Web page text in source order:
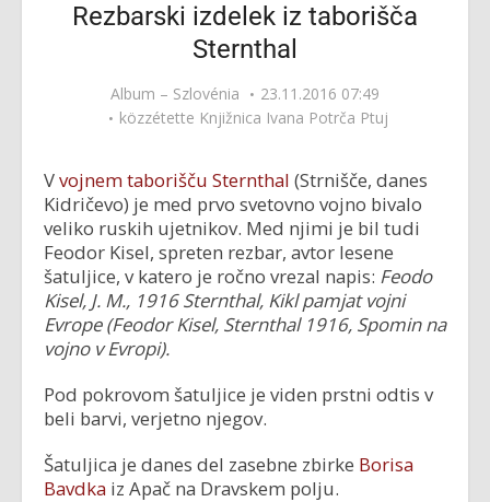
Rezbarski izdelek iz taborišča
Sternthal
Album – Szlovénia
23.11.2016 07:49
közzétette Knjižnica Ivana Potrča Ptuj
Vvojnem taborišču Sternthal (Strnišče, danes
Kidričevo) je med prvo svetovno vojno bivalo
veliko ruskih ujetnikov. Med njimi je bil tudi
Feodor Kisel, spreten rezbar, avtor lesene
šatuljice, v katero je ročno vrezal napis: Feodo
Kisel, J. M., 1916 Sternthal, Kikl pamjat vojni
Evrope (Feodor Kisel, Sternthal 1916, Spomin na
vojno v Evropi).
Pod pokrovom šatuljice je viden prstni odtis v
beli barvi, verjetno njegov.
Šatuljica je danes del zasebne zbirke Borisa
Bavdka iz Apač na Dravskem polju.